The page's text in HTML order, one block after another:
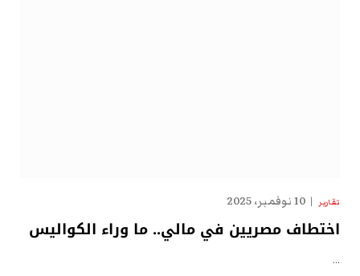
تقارير 10 نوفمبر، 2025
اختطاف مصريين في مالي.. ما وراء الكواليس
…